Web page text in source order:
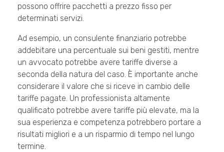
possono offrire pacchetti a prezzo fisso per
determinati servizi.
Ad esempio, un consulente finanziario potrebbe
addebitare una percentuale sui beni gestiti, mentre
un avvocato potrebbe avere tariffe diverse a
seconda della natura del caso. È importante anche
considerare il valore che si riceve in cambio delle
tariffe pagate. Un professionista altamente
qualificato potrebbe avere tariffe più elevate, ma la
sua esperienza e competenza potrebbero portare a
risultati migliori e a un risparmio di tempo nel lungo
termine.